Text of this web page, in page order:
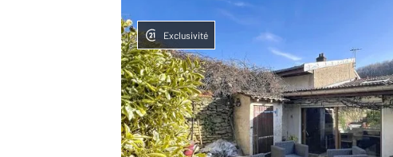
Exclusivité